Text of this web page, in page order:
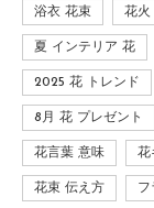
浴衣 花束 花火
夏 インテリア 花
2025 花 トレンド
8月 花 プレゼント
花言葉 意味 花
花束 伝え方 フ